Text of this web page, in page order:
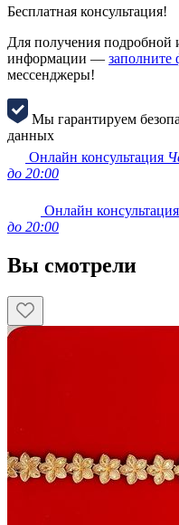
Бесплатная консультация!
Для получения
информации — заполните
мессенджеры!
Мы гарантируем
данных
Онлайн консультация
до 20:00
Онлайн консультация
до 20:00
Вы смотрели